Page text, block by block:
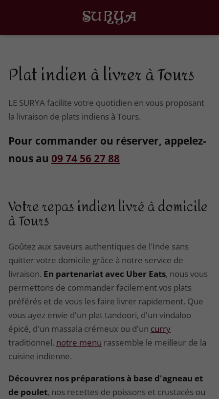
Plat indien à livrer à Tours
LE SURYA facilite votre quotidien en vous proposant
la livraison de plats indiens à Tours.
Pour commander ou réserver, appelez-
nous au 09 74 56 27 88
Votre repas indien livré à domicile
à Tours
Goûtez aux saveurs authentiques de l'Inde sans
quitter votre domicile grâce à notre service de
livraison. En partenariat avec Uber Eats, nous vous
permettons de commander facilement vos plats
préférés et de vous les faire livrer rapidement. Que
vous ayez envie d'un plat tandoori, d'un vindaloo
épicé, d'un massala crémeux ou d'un curry
traditionnel, notre menu rassemble le meilleur de la
cuisine indienne.
Découvrez nos préparations à base d'agneau et
de poulet, nos recettes de poissons et crustacés ou